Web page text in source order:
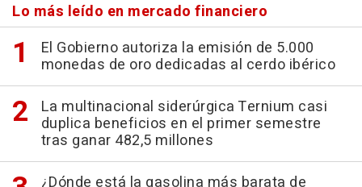
Lo más leído en mercado financiero
El Gobierno autoriza la emisión de 5.000
monedas de oro dedicadas al cerdo ibérico
La multinacional siderúrgica Ternium casi
duplica beneficios en el primer semestre
tras ganar 482,5 millones